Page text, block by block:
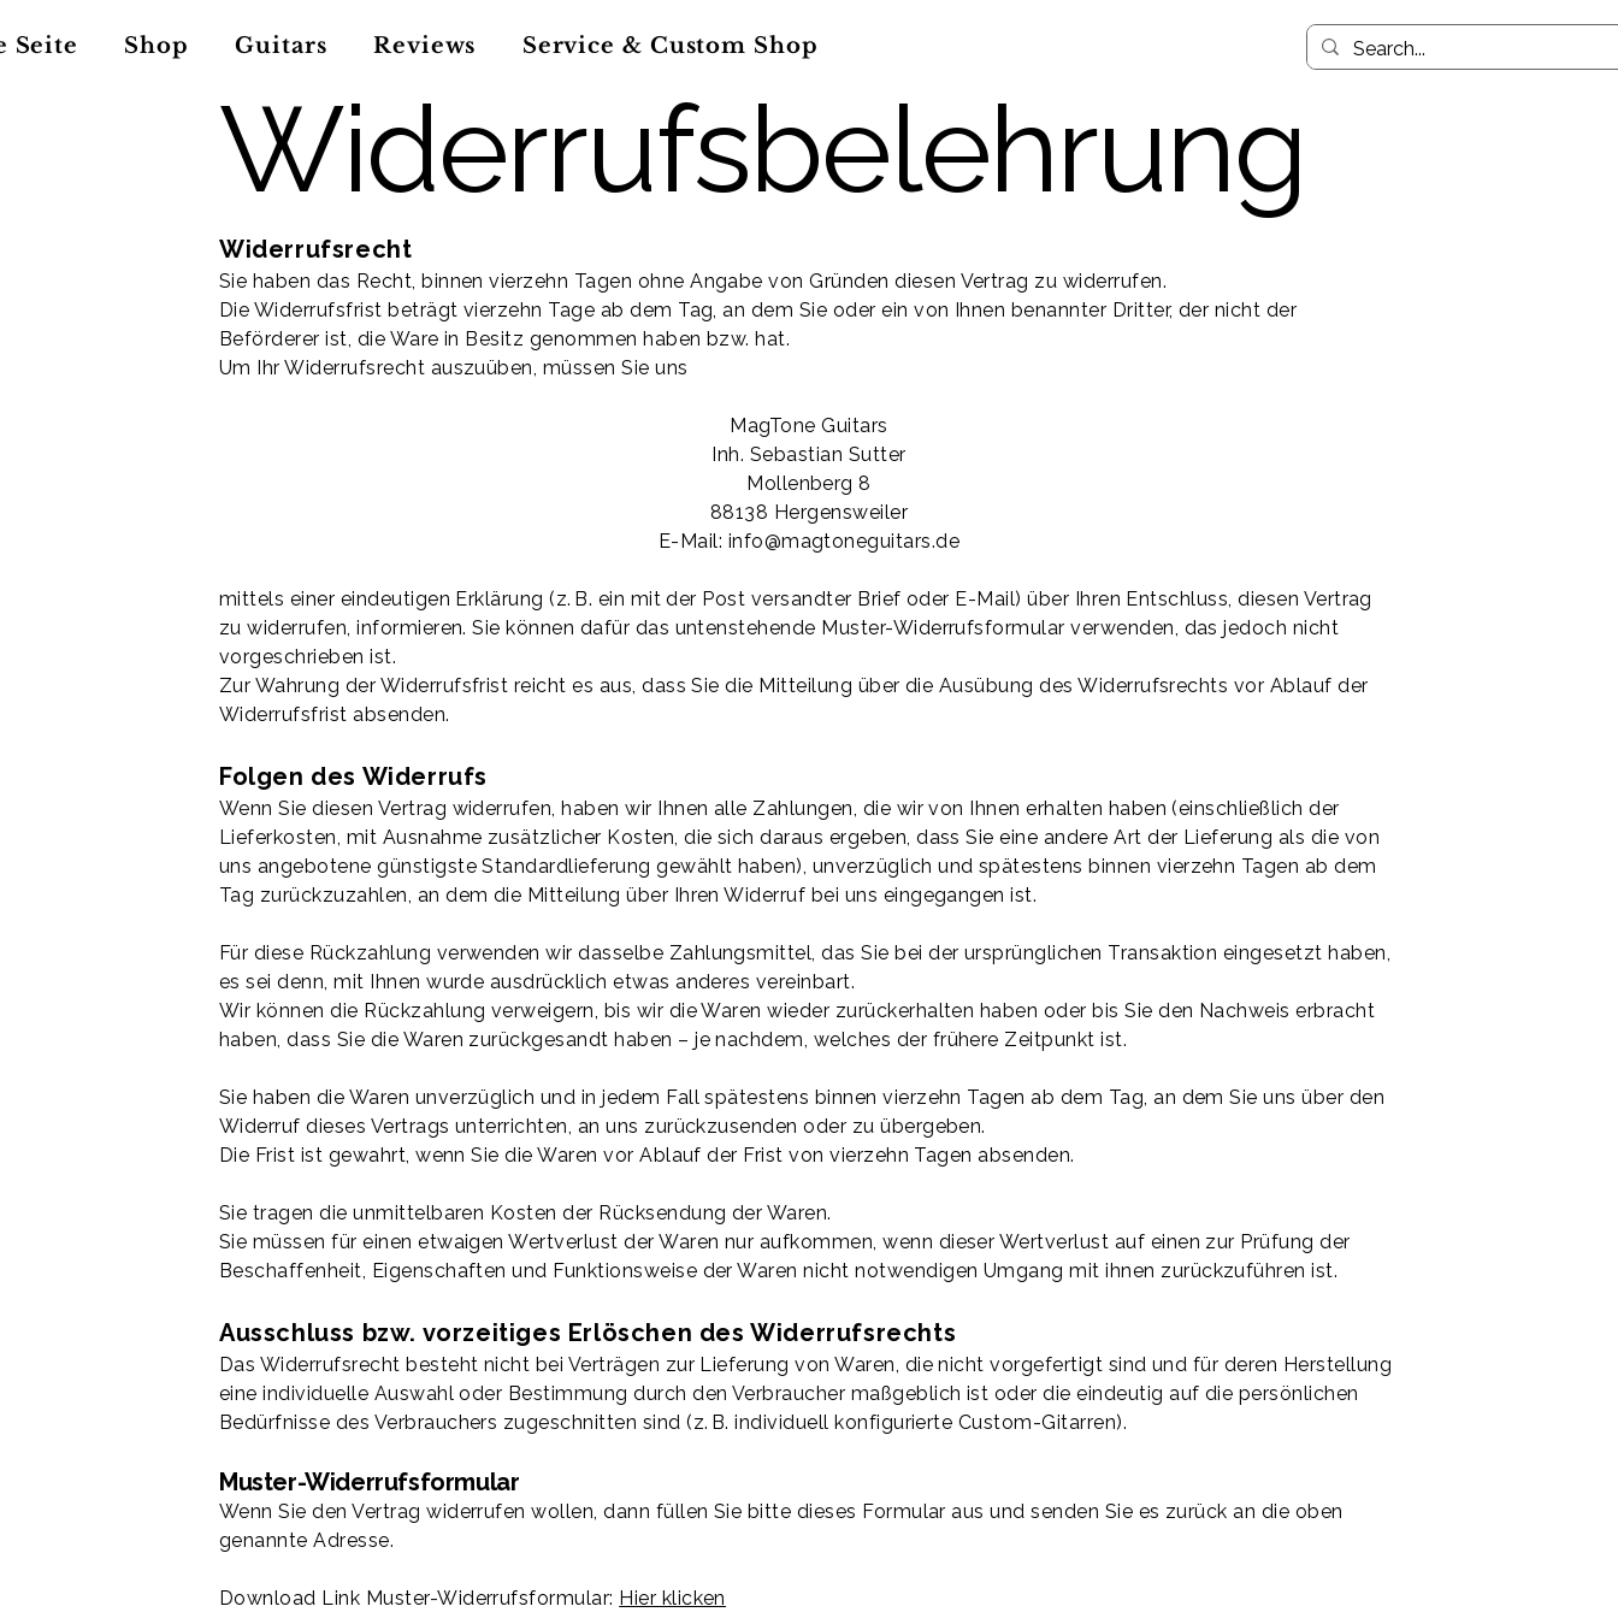
Seite Shop Guitars Reviews Service & Custom Shop
Widerrufsbelehrung
Widerrufsrecht
Sie haben das Recht, binnen vierzehn Tagen ohne Angabe von Gründen diesen Vertrag zu widerrufen.
Die Widerrufsfrist beträgt vierzehn Tage ab dem Tag, an dem Sie oder ein von Ihnen benannter Dritter, der nicht der
Beförderer ist, die Ware in Besitz genommen haben bzw. hat.
Um Ihr Widerrufsrecht auszuüben, müssen Sie uns
MagTone Guitars
Inh. Sebastian Sutter
Mollenberg 8
88138 Hergensweiler
E-Mail: info@magtoneguitars.de
mittels einer eindeutigen Erklärung (z. B. ein mit der Post versandter Brief oder E-Mail) über Ihren Entschluss, diesen Vertrag
zu widerrufen, informieren. Sie können dafür das untenstehende Muster-Widerrufsformular verwenden, das jedoch nicht
vorgeschrieben ist.
Zur Wahrung der Widerrufsfrist reicht es aus, dass Sie die Mitteilung über die Ausübung des Widerrufsrechts vor Ablauf der
Widerrufsfrist absenden.
Folgen des Widerrufs
Wenn Sie diesen Vertrag widerrufen, haben wir Ihnen alle Zahlungen, die wir von Ihnen erhalten haben (einschließlich der
Lieferkosten, mit Ausnahme zusätzlicher Kosten, die sich daraus ergeben, dass Sie eine andere Art der Lieferung als die von
uns angebotene günstigste Standardlieferung gewählt haben), unverzüglich und spätestens binnen vierzehn Tagen ab dem
Tag zurückzuzahlen, an dem die Mitteilung über Ihren Widerruf bei uns eingegangen ist.
Für diese Rückzahlung verwenden wir dasselbe Zahlungsmittel, das Sie bei der ursprünglichen Transaktion eingesetzt haben,
es sei denn, mit Ihnen wurde ausdrücklich etwas anderes vereinbart.
Wir können die Rückzahlung verweigern, bis wir die Waren wieder zurückerhalten haben oder bis Sie den Nachweis erbracht
haben, dass Sie die Waren zurückgesandt haben – je nachdem, welches der frühere Zeitpunkt ist.
Sie haben die Waren unverzüglich und in jedem Fall spätestens binnen vierzehn Tagen ab dem Tag, an dem Sie uns über den
Widerruf dieses Vertrags unterrichten, an uns zurückzusenden oder zu übergeben.
Die Frist ist gewahrt, wenn Sie die Waren vor Ablauf der Frist von vierzehn Tagen absenden.
Sie tragen die unmittelbaren Kosten der Rücksendung der Waren.
Sie müssen für einen etwaigen Wertverlust der Waren nur aufkommen, wenn dieser Wertverlust auf einen zur Prüfung der
Beschaffenheit, Eigenschaften und Funktionsweise der Waren nicht notwendigen Umgang mit ihnen zurückzuführen ist.
Ausschluss bzw. vorzeitiges Erlöschen des Widerrufsrechts
Das Widerrufsrecht besteht nicht bei Verträgen zur Lieferung von Waren, die nicht vorgefertigt sind und für deren Herstellung
eine individuelle Auswahl oder Bestimmung durch den Verbraucher maßgeblich ist oder die eindeutig auf die persönlichen
Bedürfnisse des Verbrauchers zugeschnitten sind (z. B. individuell konfigurierte Custom-Gitarren).
Muster-Widerrufsformular
Wenn Sie den Vertrag widerrufen wollen, dann füllen Sie bitte dieses Formular aus und senden Sie es zurück an die oben
genannte Adresse.
Download Link Muster-Widerrufsformular: Hier klicken